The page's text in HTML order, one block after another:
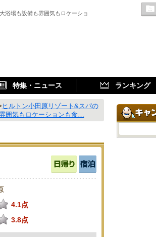
浴場も設備も雰囲気もロケーショ
特集・ニュース ランキング
ヒルトン小田原リゾート&スパの
囲気もロケーションも食…
4.1点
3.8点